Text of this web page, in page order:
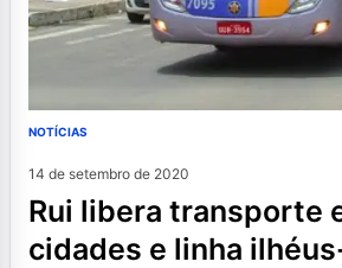
NOTÍCIAS
14 de setembro de 2020
rui libera transporte em 303
cidades e linha